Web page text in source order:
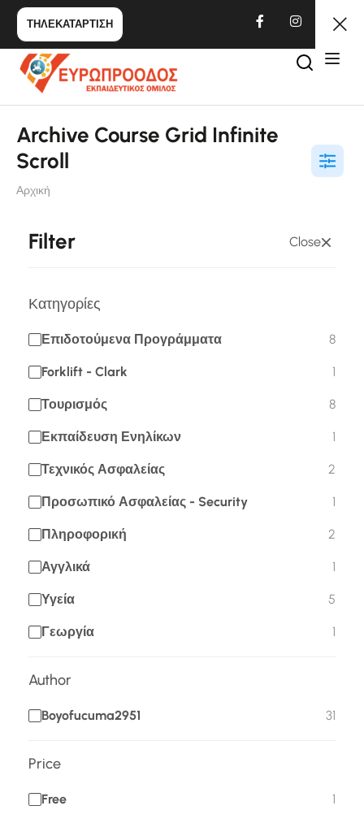
ΤΗΛΕΚΑΤΑΡΤΙΣΗ
Archive Course Grid Infinite
Scroll
Αρχική
Filter
Κατηγορίες
Επιδοτούμενα Προγράμματα 8
Forklift - Clark 1
Τουρισμός 8
Εκπαίδευση Ενηλίκων 1
Τεχνικός Ασφαλείας 2
Προσωπικό Ασφαλείας - Security 1
Πληροφορική 2
Αγγλικά 1
Υγεία 5
Γεωργία 1
Author
Boyofucuma2951 31
Price
Free 1
Close